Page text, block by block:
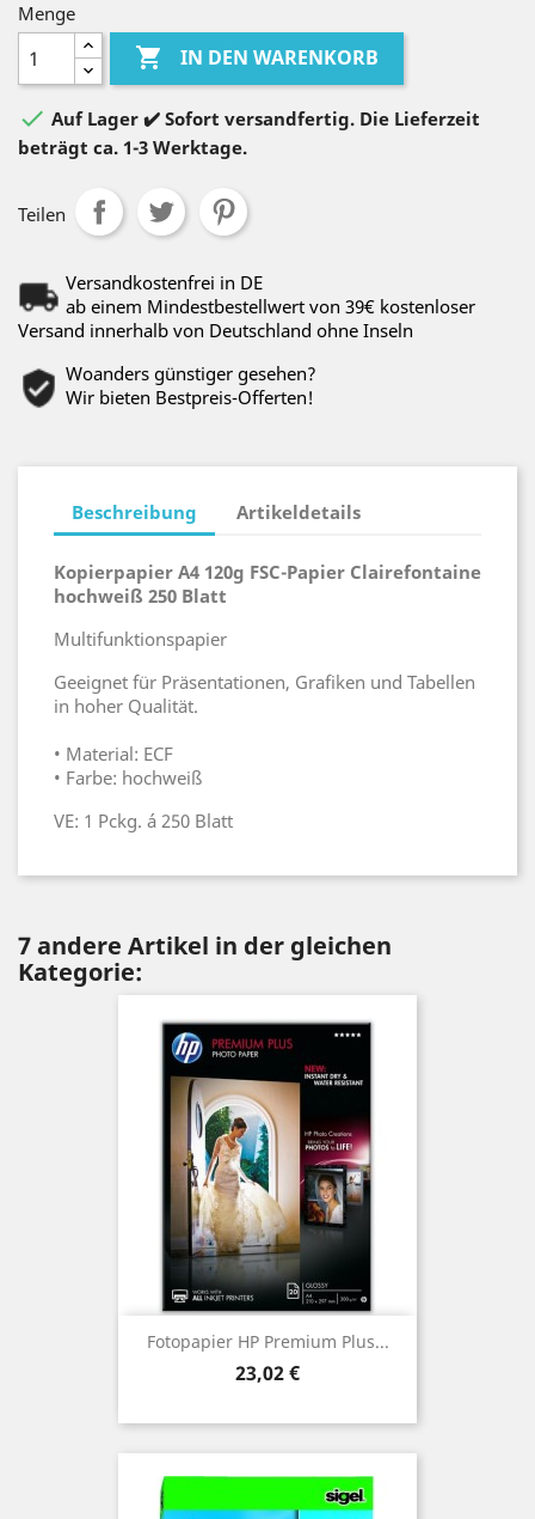
Menge
 IN DEN WARENKORB
 Auf Lager ✔️ Sofort versandfertig. Die Lieferzeit
beträgt ca. 1-3 Werktage.
Teilen
Versandkostenfrei in DE
ab einem Mindestbestellwert von 39€ kostenloser
Versand innerhalb von Deutschland ohne Inseln
Woanders günstiger gesehen?
Wir bieten Bestpreis-Offerten!
Beschreibung Artikeldetails
Kopierpapier A4 120g FSC-Papier Clairefontaine
hochweiß 250 Blatt
Multifunktionspapier
Geeignet für Präsentationen, Grafiken und Tabellen
in hoher Qualität.
• Material: ECF
• Farbe: hochweiß
VE: 1 Pckg. á 250 Blatt
7 andere Artikel in der gleichen
Kategorie:
Fotopapier HP Premium Plus...
Preis
23,02 €